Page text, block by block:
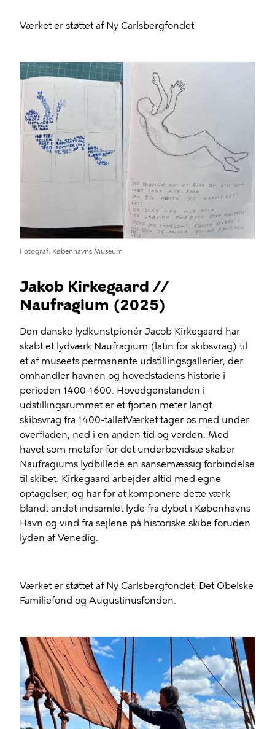
Værket er støttet af Ny Carlsbergfondet
Billede
Fotograf Københavns Museum
Jakob Kirkegaard //
Naufragium (2025)
Den danske lydkunstpionér Jacob Kirkegaard har
skabt et lydværk Naufragium (latin for skibsvrag) til
et af museets permanente udstillingsgallerier, der
omhandler havnen og hovedstadens historie i
perioden 1400-1600. Hovedgenstanden i
udstillingsrummet er et fjorten meter langt
skibsvrag fra 1400-talletVærket tager os med under
overfladen, ned i en anden tid og verden. Med
havet som metafor for det underbevidste skaber
Naufragiums lydbillede en sansemæssig forbindelse
til skibet. Kirkegaard arbejder altid med egne
optagelser, og har for at komponere dette værk
blandt andet indsamlet lyde fra dybet i Københavns
Havn og vind fra sejlene på historiske skibe foruden
lyden af Venedig.
Værket er støttet af Ny Carlsbergfondet, Det Obelske
Familiefond og Augustinusfonden.
Billede